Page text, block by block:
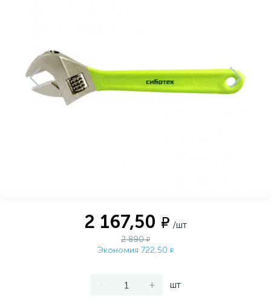
2 167,50 ₽ /шт
2 890₽
Экономия 722,50 ₽
- + шт